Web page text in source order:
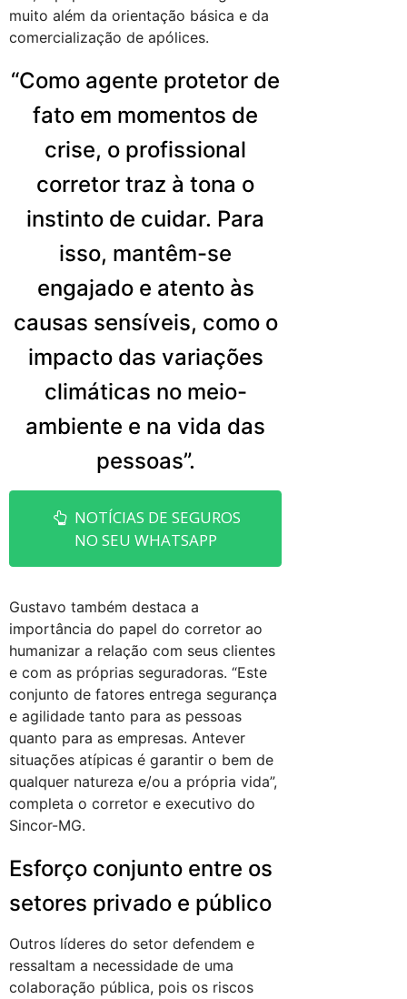
muito além da orientação básica e da
comercialização de apólices.
“Como agente protetor de
fato em momentos de
crise, o profissional
corretor traz à tona o
instinto de cuidar. Para
isso, mantêm-se
engajado e atento às
causas sensíveis, como o
impacto das variações
climáticas no meio-
ambiente e na vida das
pessoas”.
NOTÍCIAS DE SEGUROS
NO SEU WHATSAPP
Gustavo também destaca a
importância do papel do corretor ao
humanizar a relação com seus clientes
e com as próprias seguradoras. “Este
conjunto de fatores entrega segurança
e agilidade tanto para as pessoas
quanto para as empresas. Antever
situações atípicas é garantir o bem de
qualquer natureza e/ou a própria vida”,
completa o corretor e executivo do
Sincor-MG.
Esforço conjunto entre os
setores privado e público
Outros líderes do setor defendem e
ressaltam a necessidade de uma
colaboração pública, pois os riscos